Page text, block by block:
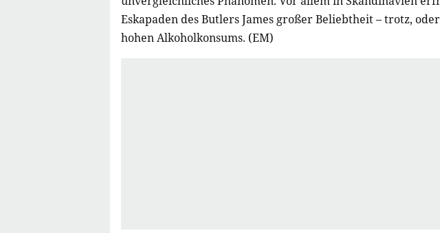
Eskapaden des Butlers James großer Beliebtheit – trotz,
hohen Alkoholkonsums. (EM)